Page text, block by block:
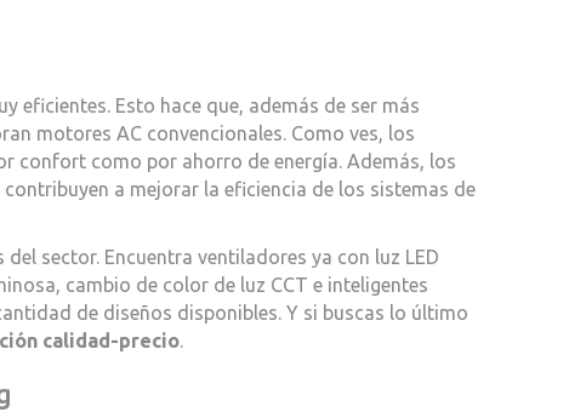
eficientes. Esto hace que, además de ser más
motores AC convencionales. Como ves, los
confort como por ahorro de energía. Además, los
a mejorar la eficiencia de los sistemas de
sector. Encuentra ventiladores ya con luz LED
cambio de color de luz CCT e inteligentes
de diseños disponibles. Y si buscas lo último
calidad-precio.